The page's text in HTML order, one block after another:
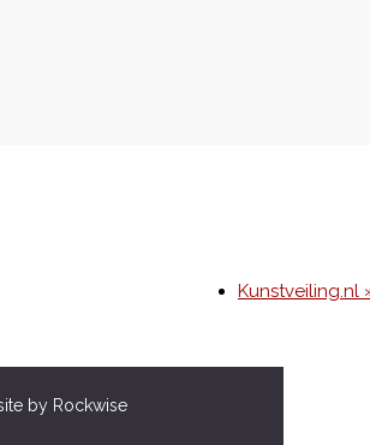
Kunstveiling.nl
by Rockwise